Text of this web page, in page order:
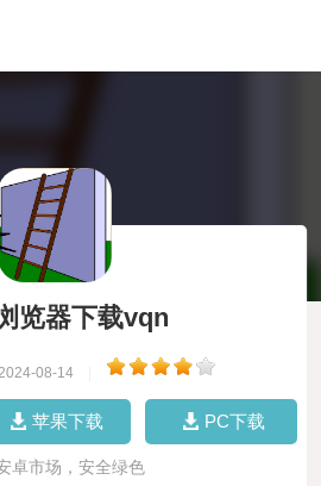
览器下载vqn
08-14
苹果下载 PC下载
卓市场，安全绿色